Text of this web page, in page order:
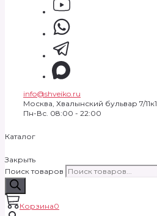
info@shveiko.ru
Москва, Хвалынский бульвар 7/11к1
Пн-Вс. 08:00 - 22:00
Каталог
Закрыть
Поиск товаров
Корзина0